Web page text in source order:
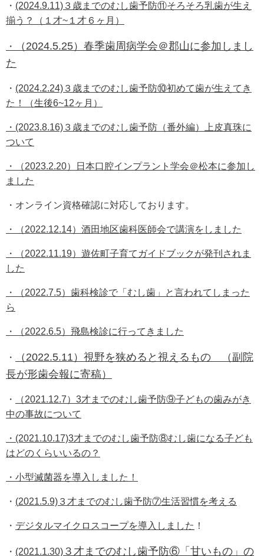
・ (2024.9.11)３歳までのむし歯予防⑪そろそろ乳歯が生え
揃う？（１才~１才６ヶ月）
・
（2024.5.25）春季歯周病学会＠郡山に参加しまし
た
・ (2024.2.24)３歳までのむし歯予防⑩初めて歯が生えてき
た！（生後6~12ヶ月）
・(2023.8.16)３歳までのむし歯予防（番外編）上皮真珠に
ついて
・（2023.2.20）日本口腔インプラント学会＠松本に参加し
ました
・オンライン資格確認に対応しております。
・（2022.12.14）酒田地区歯科医師会で講演をしました
・（2022.11.19）遊佐町子育てガイドブックが発刊されま
した
・（2022.7.5）歯科検診で「むし歯」と言われてしまった
ら
・ （2022.6.5）飛島検診に行ってきました
・
（2022.5.11）視野を狭めると視えるもの （副院
長が形歯会報に寄稿）
・
（2021.12.7）3才までのむし歯予防⑨子どもの歯みがき
中の事故について
・(2021.10.17)3才までのむし歯予防⑧むし歯になる子ども
はどのくらいいるの？
・小型滅菌器を導入しました！
・ (2021.5.9) ３才までのむし歯予防⑦生活習慣を考える
・ デジタルマイクロスコープを導入しました ！
・ (2021.1.30) ３才までのむし歯予防⑥「甘いもの」の